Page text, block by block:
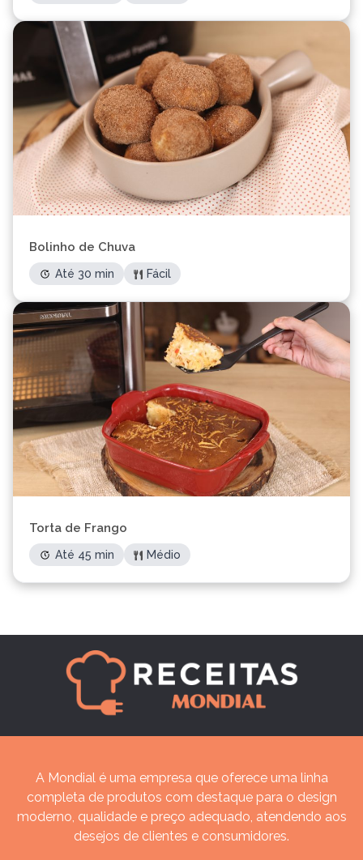
Bolinho de Chuva
Até 30 min Fácil
Torta de Frango
Até 45 min Médio
A Mondial é uma empresa que oferece uma linha
completa de produtos com destaque para o design
moderno, qualidade e preço adequado, atendendo aos
desejos de clientes e consumidores.